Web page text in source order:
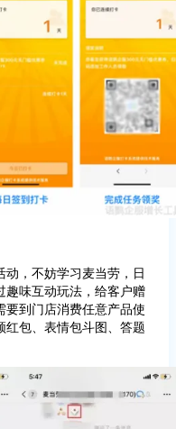
，不妨学习麦当劳，日
趣味互动玩法，给客户赠
到门店消费任意产品使
红包、表情包斗图、答题